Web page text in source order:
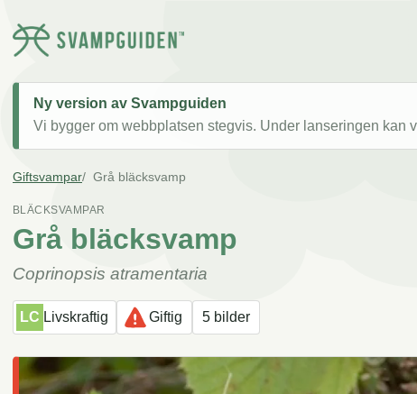
Ny version av Svampguiden
Vi bygger om webbplatsen stegvis. Under lanseringen kan
Giftsvampar Grå bläcksvamp
BLÄCKSVAMPAR
Grå bläcksvamp
Coprinopsis atramentaria
LC Livskraftig Giftig 5 bilder